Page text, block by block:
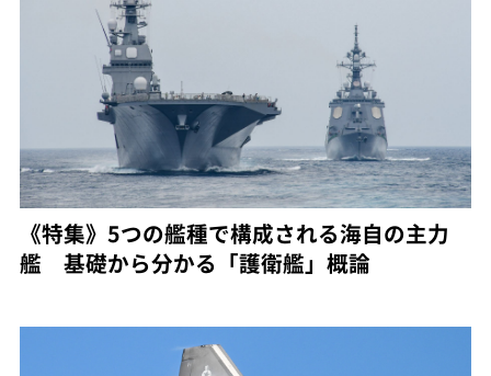
《特集》5つの艦種で構成される海自の主力
艦 基礎から分かる「護衛艦」概論